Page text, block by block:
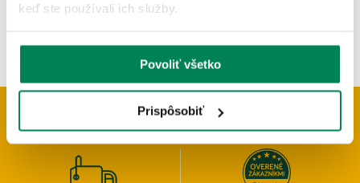
keď ste používali ich služby.
Povoliť všetko
Prispôsobiť
PREČO U NÁS NAKUPOVAŤ